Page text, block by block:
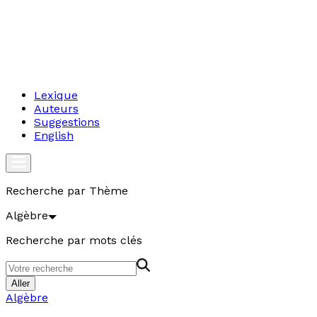
Lexique
Auteurs
Suggestions
English
Recherche par Thème
Algèbre
Recherche par mots clés
Aller
Algèbre